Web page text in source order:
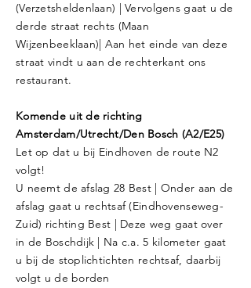
(Verzetsheldenlaan) | Vervolgens gaat u de
derde straat rechts (Maan
Wijzenbeeklaan)| Aan het einde van deze
straat vindt u aan de rechterkant ons
restaurant.
Komende uit de richting
Amsterdam/Utrecht/Den Bosch (A2/E25)
Let op dat u bij Eindhoven de route N2
volgt!
U neemt de afslag 28 Best | Onder aan de
afslag gaat u rechtsaf (Eindhovenseweg-
Zuid) richting Best | Deze weg gaat over
in de Boschdijk | Na c.a. 5 kilometer gaat
u bij de stoplichtichten rechtsaf, daarbij
volgt u de borden